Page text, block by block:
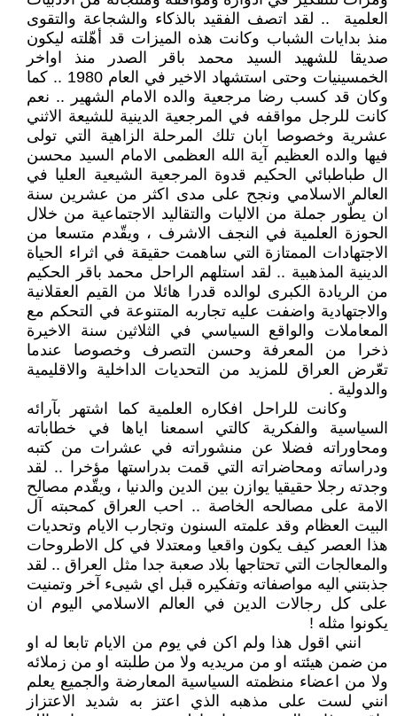
العلمية .. لقد اتصف الفقيد بالذكاء والشجاعة والتقوى
منذ بدايات الشباب وكانت هذه الميزات قد أهّلته ليكون
صديقا للشهيد السيد محمد باقر الصدر منذ اواخر
الخمسينيات وحتى استشهاد الاخير في العام 1980 .. كما
وكان قد كسب رضا مرجعية والده الامام الشهير .. نعم
كانت للرجل مواقفه في المرجعية الدينية للشيعة الاثني
عشرية وخصوصا ابان تلك المرحلة الزاهية التي تولى
فيها والده العظيم آية الله العظمى الامام السيد محسن
ال طباطبائي الحكيم قدوة المرجعية الشيعية العليا في
العالم الاسلامي ونجح على مدى اكثر من عشرين سنة
ان يطّور جملة من الاليات والتقاليد الاجتماعية من خلال
الحوزة العلمية في النجف الاشرف ، ويقّدم متسعا من
الاجتهادات الممتازة التي ساهمت حقيقة في اثراء الحياة
الدينية المذهبية .. لقد استلهم الراحل محمد باقر الحكيم
من الريادة الكبرى لوالده قدرا هائلا من القيم العقلانية
والاجتهادية واضفت عليه تجاربه المتنوعة في التحكم مع
المعاملات والواقع السياسي في الثلاثين سنة الاخيرة
ذخرا من المعرفة وحسن التصرف وخصوصا عندما
تعّرض العراق للمزيد من التحديات الداخلية والاقليمية
والدولية .
وكانت للراحل افكاره العلمية كما اشتهر بآرائه
السياسية والفكرية كالتي اسمعنا اياها في خطاباته
ومحاوراته فضلا عن منشوراته في عشرات من كتبه
ودراساته ومحاضراته التي قمت بدراستها مؤخرا .. لقد
وجدته رجلا حقيقيا يوازن بين الدين والدنيا ، ويقّدم مصالح
الامة على مصالحه الخاصة .. احب العراق كمحبته آل
البيت العظام وقد علمته السنون وتجارب الايام وتحديات
هذا العصر كيف يكون واقعيا ومعتدلا في كل الاطروحات
والمعالجات التي تحتاجها بلاد صعبة جدا مثل العراق .. لقد
جذبتني اليه مواصفاته وتفكيره قبل اي شيىء آخر وتمنيت
على كل رجالات الدين في العالم الاسلامي اليوم ان
يكونوا مثله !
انني اقول هذا ولم اكن في يوم من الايام تابعا له او
من ضمن هيئته او من مريديه ولا من طلبته او من زملائه
ولا من اعضاء منظمته السياسية المعارضة والجميع يعلم
انني لست على مذهبه الذي اعتز به شديد الاعتزاز